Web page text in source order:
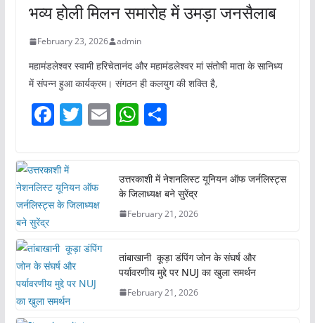
भव्य होली मिलन समारोह में उमड़ा जनसैलाब
February 23, 2026 admin
महामंडलेश्वर स्वामी हरिचेतानंद और महामंडलेश्वर मां संतोषी माता के सानिध्य
में संपन्न हुआ कार्यक्रम। संगठन ही कलयुग की शक्ति है,
F
c
e
b
o
k
T
er
E W
s
A
p
p
S
e
उत्तरकाशी में नेशनलिस्ट यूनियन ऑफ जर्नलिस्ट्स
के जिलाध्यक्ष बने सुरेंद्र
February 21, 2026
तांबाखानी कूड़ा डंपिंग जोन के संघर्ष और
पर्यावरणीय मुद्दे पर NUJ का खुला समर्थन
February 21, 2026